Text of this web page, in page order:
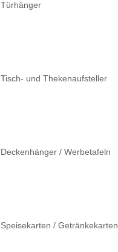
Türhänger
Tisch- und Thekenaufsteller
Deckenhänger / Werbetafeln
Speisekarten / Getränkekarten